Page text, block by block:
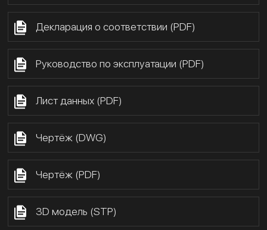
Декларация о соответствии (PDF)
Руководство по эксплуатации (PDF)
Лист данных (PDF)
Чертёж (DWG)
Чертёж (PDF)
3D модель (STP)